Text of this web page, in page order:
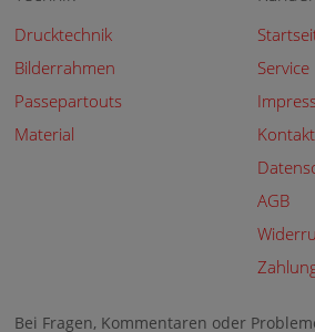
Drucktechnik
Bilderrahmen
Passepartouts
Material
Service
Kontakt
AGB
Bei Fragen, Kommentaren oder